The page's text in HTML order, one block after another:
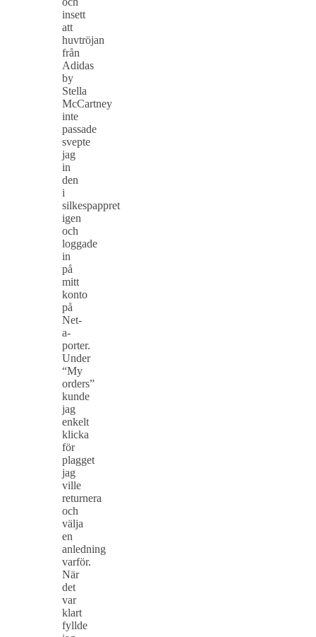
insett
att
huvtröjan
från
Adidas
by
Stella
McCartney
inte
passade
svepte
jag
in
den
i
silkespappret
igen
och
loggade
in
på
mitt
konto
på
Net-
a-
porter.
Under
“My
orders”
kunde
jag
enkelt
klicka
för
plagget
jag
ville
returnera
och
välja
en
anledning
varför.
När
det
var
klart
fyllde